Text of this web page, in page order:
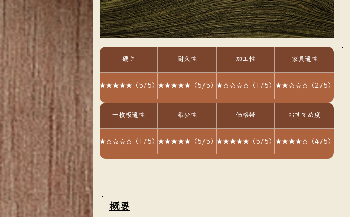
硬さ 耐久性 加工性 家具適性
★★★★★（5/5） ★★★★★（5/5） ★☆☆☆☆（1/5） ★★☆☆☆（2/5）
一枚板適性 希少性 価格帯 おすすめ度
★☆☆☆☆（1/5） ★★★★★（5/5） ★★★★★（5/5） ★★★★☆（4/5）
​概要